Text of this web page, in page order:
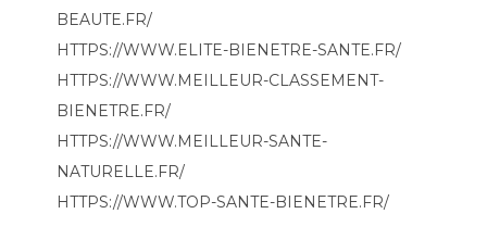
BEAUTE.FR/
HTTPS://WWW.ELITE-BIENETRE-SANTE.FR/
HTTPS://WWW.MEILLEUR-CLASSEMENT-
BIENETRE.FR/
HTTPS://WWW.MEILLEUR-SANTE-
NATURELLE.FR/
HTTPS://WWW.TOP-SANTE-BIENETRE.FR/